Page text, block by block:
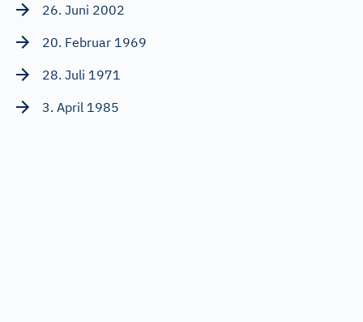
26. Juni 2002
20. Februar 1969
28. Juli 1971
3. April 1985